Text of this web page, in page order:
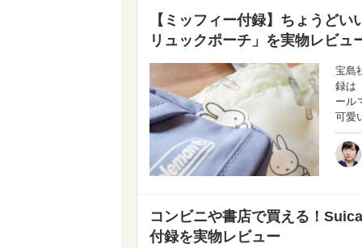
【ミッフィー付録】ちょうど
リュックポーチ」を実物レビュ
宝島
録は
ール
可愛
コンビニや書店で買える！
付録を実物レビュー